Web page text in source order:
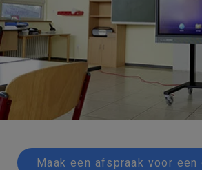
Maak een afspraak voor een